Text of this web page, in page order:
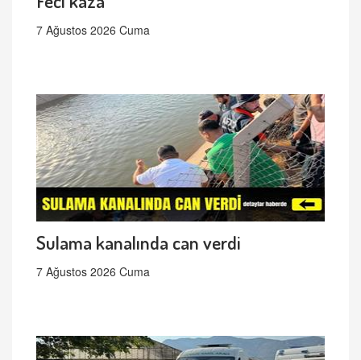
7 Ağustos 2026 Cuma
Sulama kanalında can verdi
7 Ağustos 2026 Cuma